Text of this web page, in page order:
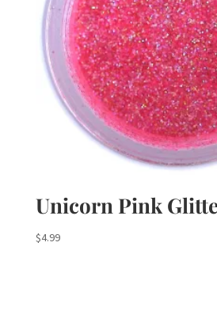
Unicorn Pink
$4.99